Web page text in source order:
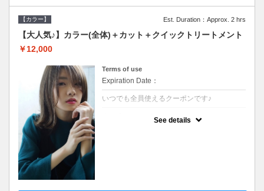
【カラー】 Est. Duration：Approx. 2 hrs
【大人気♪】カラー(全体)＋カット＋クイックトリートメント
￥12,000
Terms of use
Expiration Date：
いつでも全員使えるクーポンです♪
See details